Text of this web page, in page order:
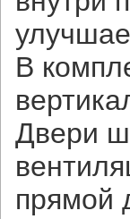
В
Двери
прямой